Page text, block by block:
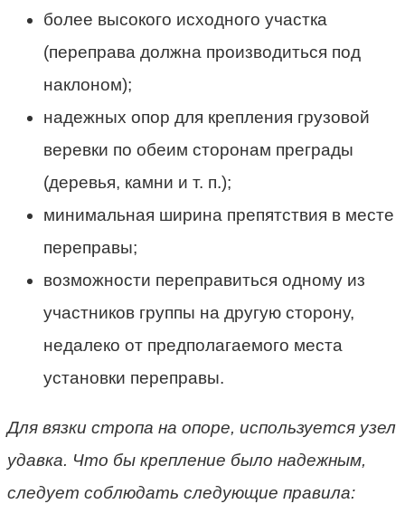
более высокого исходного участка
(переправа должна производиться под
наклоном);
надежных опор для крепления грузовой
веревки по обеим сторонам преграды
(деревья, камни и т. п.);
минимальная ширина препятствия в месте
переправы;
возможности переправиться одному из
участников группы на другую сторону,
недалеко от предполагаемого места
установки переправы.
Для вязки стропа на опоре, используется узел
удавка. Что бы крепление было надежным,
следует соблюдать следующие правила: